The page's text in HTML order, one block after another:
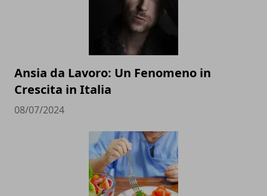
Ansia da Lavoro: Un Fenomeno in
Crescita in Italia
08/07/2024